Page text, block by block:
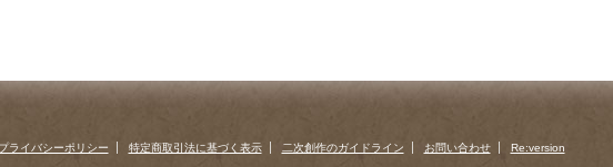
ライバシーポリシー 特定商取引法に基づく表示 二次創作のガイドライン お問い合わせ Re:version